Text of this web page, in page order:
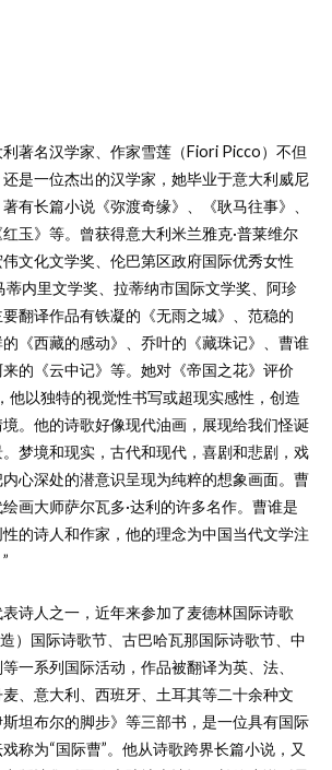
著名汉学家、作家雪莲（Fiori Picco）不但
是一位杰出的汉学家，她毕业于意大利威尼
有长篇小说《弥渡奇缘》、《耿马往事》、
红玉》等。曾获得意大利米兰雅克·普莱维尔
文化文学奖、伦巴第区政府国际优秀女性
蒂内里文学奖、拉蒂纳市国际文学奖、阿珍
翻译作品有铁凝的《无雨之城》、范稳的
的《西藏的感动》、乔叶的《藏珠记》、曹谁
的《云中记》等。她对《帝国之花》评价
他以独特的视觉性书写或超现实感性，创造
。他的诗歌好像现代油画，展现给我们怪诞
梦境和现实，古代和现代，喜剧和悲剧，戏
心深处的潜意识呈现为纯粹的想象画面。曹
画大师萨尔瓦多·达利的许多名作。曹谁是
的诗人和作家，他的理念为中国当代文学注
诗人之一，近年来参加了麦德林国际诗歌
）国际诗歌节、古巴哈瓦那国际诗歌节、中
一系列国际活动，作品被翻译为英、法、
、意大利、西班牙、土耳其等二十余种文
坦布尔的脚步》等三部书，是一位具有国际
称为“国际曹”。他从诗歌跨界长篇小说，又